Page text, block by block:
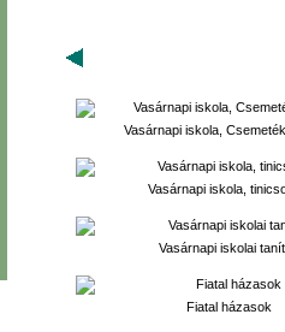
Vasárnapi iskola,
Vasárnapi iskola,
Vasárnapi iskolai
Fiatal házasok